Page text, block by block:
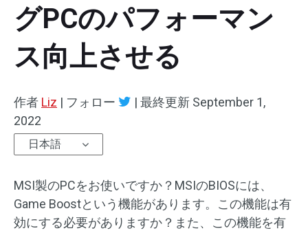
グPCのパフォーマン
ス向上させる
作者 Liz | フォロー | 最終更新 September 1,
2022
日本語
MSI製のPCをお使いですか？MSIのBIOSには、
Game Boostという機能があります。この機能は有
効にする必要がありますか？また、この機能を有